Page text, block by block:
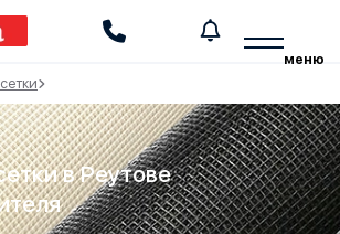
меню
в Реутове